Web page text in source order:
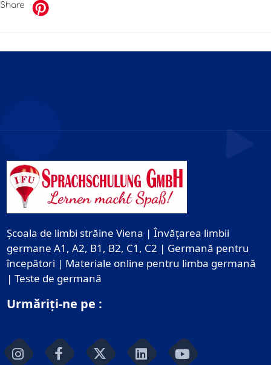
Share
Școala de limbi străine Viena | Învățarea limbii
germane A1, A2, B1, B2, C1, C2 | Germană pentru
începători | Materiale online pentru limba germană
| Teste de germană
Urmăriți-ne pe :